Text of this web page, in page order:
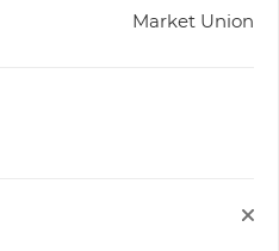
Market Union